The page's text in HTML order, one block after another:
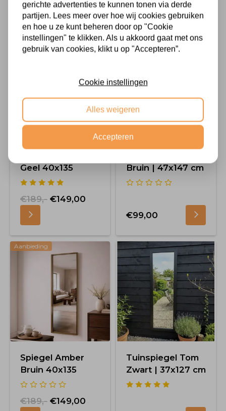
€64,00
Aanbieding
Geel 40x135
€189,- €149,00
Bruin | 47x147 cm
€99,00
Aanbieding
Spiegel Amber
Bruin 40x135
€189,- €149,00
Tuinspiegel Tom
Zwart | 37x127 cm
gerichte advertenties te kunnen tonen via derde
partijen. Lees meer over hoe wij cookies gebruiken
en hoe u ze kunt beheren door op "Cookie
instellingen" te klikken. Als u akkoord gaat met ons
gebruik van cookies, klikt u op "Accepteren”.
Cookie instellingen
Alles weigeren
Accepteren